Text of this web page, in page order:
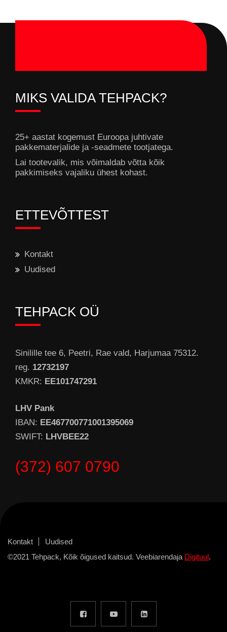
MIKS VALIDA TEHPACK?
25+ aastat kogemust Euroopa juhtivate
pakkematerjalide ja -seadmete tootjatega.
Lai tootevalik, mis võimaldab võtta kõik
pakkimiseks vajaliku ühest kohast.
ETTEVÕTTEST
Kontakt
Uudised
TEHPACK OÜ
Sinilille tee 6, Peetri, Rae vald, Harjumaa 75312.
reg. 12732197
KMKR: EE101747291
LHV Pank
IBAN: EE467700771001395069
SWIFT: LHVBEE22
(372) 607 0790
Kontakt
Uudised
©2021 Tehpack, Kõik õigused kaitsud. Veebiarendaja Digituul.